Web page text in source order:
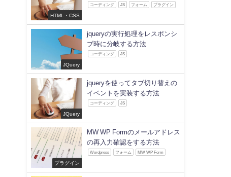
HTML・CSS
コーディング JS フォーム プラグイン
JQuery
jqueryの実行処理をレスポンシ
ブ時に分岐する方法
コーディング JS
JQuery
jqueryを使ってタブ切り替えの
イベントを実装する方法
コーディング JS
プラグイン
MW WP Formのメールアドレス
の再入力確認をする方法
Wordpress フォーム MW WP Form